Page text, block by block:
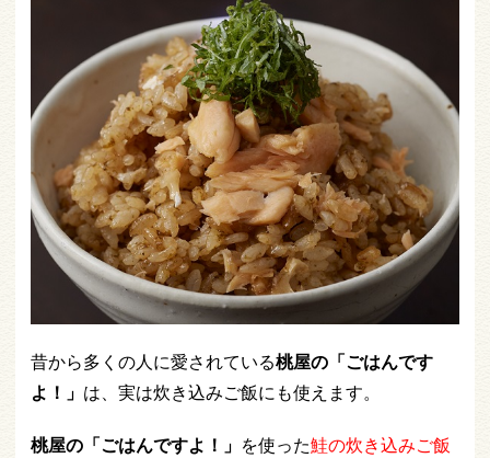
昔から多くの人に愛されている桃屋の「ごはんです
よ！」 は、実は炊き込みご飯にも使えます。
桃屋の「ごはんですよ！」 を使った鮭の炊き込みご飯